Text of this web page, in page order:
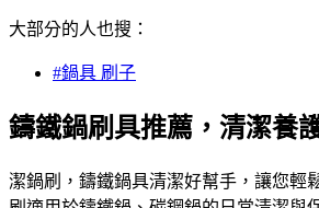
大部分的人也搜：
#鍋具 刷子
鑄鐵鍋刷具推薦，清潔養
潔鍋刷，鑄鐵鍋具清潔好幫手，讓您輕